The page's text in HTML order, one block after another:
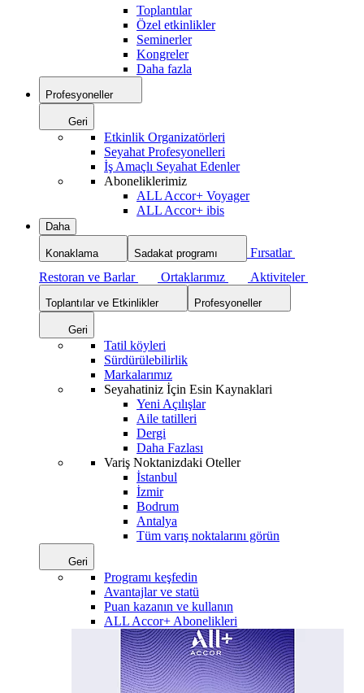
Toplantılar
Özel etkinlikler
Seminerler
Kongreler
Daha fazla
Profesyoneller
Geri
Etkinlik Organizatörleri
Seyahat Profesyonelleri
İş Amaçlı Seyahat Edenler
Aboneliklerimiz
ALL Accor+ Voyager
ALL Accor+ ibis
Daha
Konaklama Sadakat programı
Fırsatlar
Restoran ve Barlar
Ortaklarımız Aktiviteler
Toplantılar ve Etkinlikler Profesyoneller
Geri
Tatil köyleri
Sürdürülebilirlik
Markalarımız
Seyahatiniz İçin Esin Kaynaklari
Yeni Açılışlar
Aile tatilleri
Dergi
Daha Fazlası
Variş Noktanizdaki Oteller
İstanbul
İzmir
Bodrum
Antalya
Tüm varış noktalarını görün
Geri
Programı keşfedin
Avantajlar ve statü
Puan kazanın ve kullanın
ALL Accor+ Abonelikleri